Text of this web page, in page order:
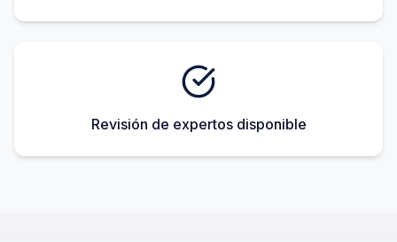
Revisión de expertos disponible